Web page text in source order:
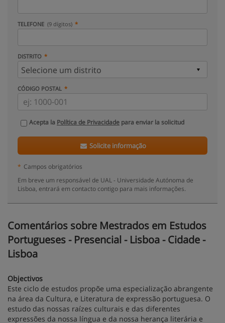
TELEFONE (9 dígitos)
DISTRITO
CÓDIGO POSTAL
Acepta la Política de Privacidade para enviar la solicitud
Solicite informação
* Campos obrigatórios
Em breve um responsável de UAL - Universidade Autónoma de
Lisboa, entrará em contacto contigo para mais informações.
Comentários sobre Mestrados em Estudos
Portugueses - Presencial - Lisboa - Cidade -
Lisboa
Objectivos
Este ciclo de estudos propõe uma especialização abrangente
na área da Cultura, e Literatura de expressão portuguesa. O
estudo das nossas raízes culturais e das diferentes
expressões da nossa língua e da nossa herança literária e